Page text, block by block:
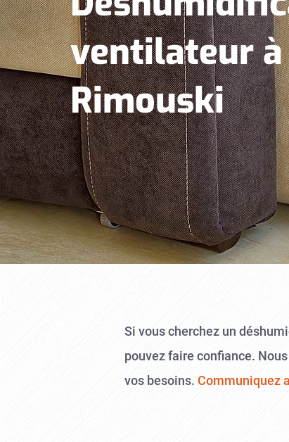
ventilateur
Rimouski
Si vous cherchez un
pouvez faire confiance.
vos besoins. Communiquez